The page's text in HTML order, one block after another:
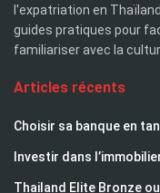
l'expatriation en
guides pratiques pour
familiariser avec la
Articles récents
Choisir sa banque en
Investir dans
Thailand Elite Bronze